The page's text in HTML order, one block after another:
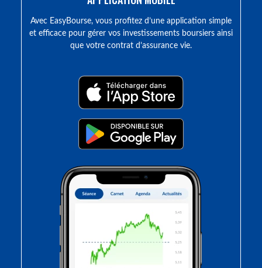
Avec EasyBourse, vous profitez d’une application simple
et efficace pour gérer vos investissements boursiers ainsi
que votre contrat d’assurance vie.